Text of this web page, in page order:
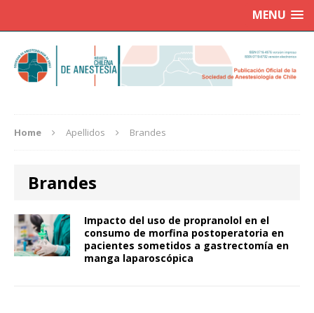
MENU
Home Apellidos Brandes
Brandes
Impacto del uso de propranolol en el
consumo de morfina postoperatoria en
pacientes sometidos a gastrectomía en
manga laparoscópica